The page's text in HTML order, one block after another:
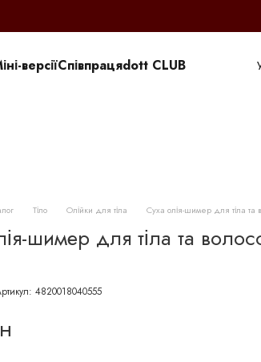
версіїСпівпрацяdott CLUB
Тіло Олійки для тіла Суха олія-шимер для тіла
шимер для тіла та
4820018040555